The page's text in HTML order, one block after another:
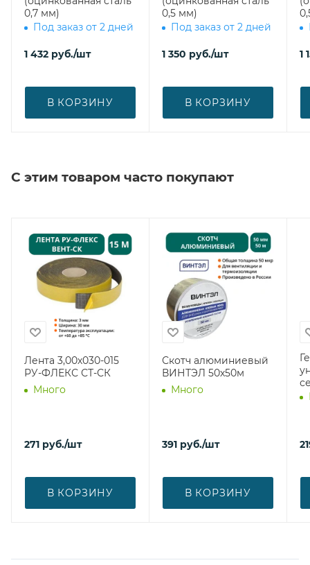
0,7 мм)
Под заказ от 2 дней
1 432 руб./шт
В КОРЗИНУ
0,5 мм)
Под заказ от 2 дней
1 350 руб./шт
В КОРЗИНУ
1
С этим товаром часто покупают
Лента 3,00х030-015
РУ-ФЛЕКС СТ-СК
Много
271 руб./шт
В КОРЗИНУ
Скотч алюминиевый
ВИНТЭЛ 50х50м
Много
391 руб./шт
В КОРЗИНУ